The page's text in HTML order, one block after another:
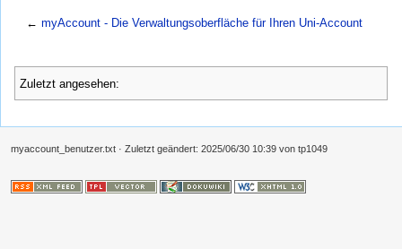
← myAccount - Die Verwaltungsoberfläche für Ihren Uni-Account
Zuletzt angesehen:
myaccount_benutzer.txt · Zuletzt geändert: 2025/06/30 10:39 von tp1049